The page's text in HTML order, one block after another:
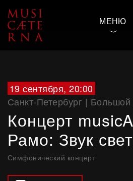
МЕНЮ
19 сентября, 20:00
Санкт-Петербург |
Концерт
Рамо: Звук
Симфонический концерт